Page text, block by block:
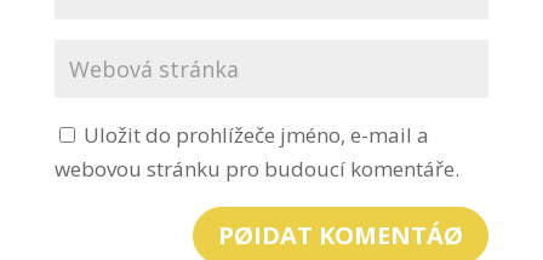
Uložit do prohlížeče jméno, e-mail a
webovou stránku pro budoucí komentáře.
PØIDAT KOMENTÁØ